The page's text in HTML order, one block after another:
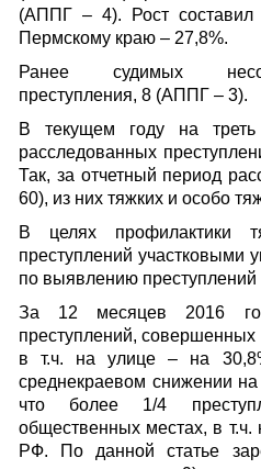
(АППГ – 4). Рост
Пермскому краю – 27,8%.
Ранее судимых
преступления, 8 (АППГ – 3).
В текущем году на треть
расследованных
Так, за отчетный период
60), из них тяжких и особо
В целях профилактики
преступлений участковыми
по выявлению
За 12 месяцев 2016
преступлений,
в т.ч. на улице – на
среднекраевом снижении
что более 1/4
общественных местах, в
РФ. По данной статье